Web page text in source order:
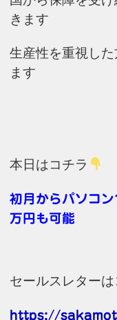
きます
生産性を重視し
ます
本日はコチラ
初月からパソコ
万円も可能
セールスレターは
https://